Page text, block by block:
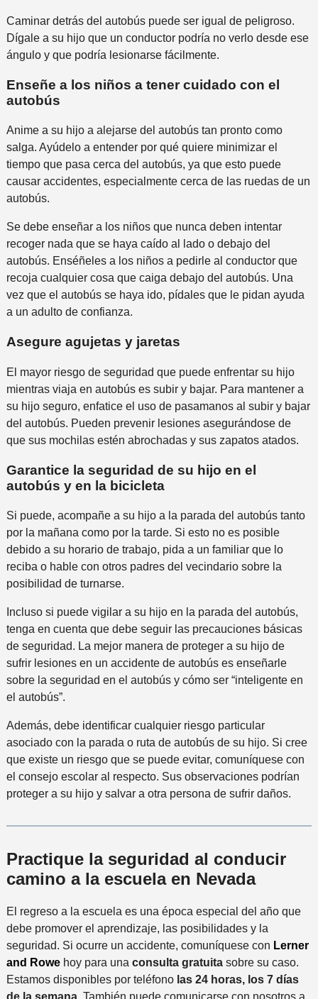
Caminar detrás del autobús puede ser igual de peligroso.
Dígale a su hijo que un conductor podría no verlo desde ese
ángulo y que podría lesionarse fácilmente.
Enseñe a los niños a tener cuidado con el
autobús
Anime a su hijo a alejarse del autobús tan pronto como
salga. Ayúdelo a entender por qué quiere minimizar el
tiempo que pasa cerca del autobús, ya que esto puede
causar accidentes, especialmente cerca de las ruedas de un
autobús.
Se debe enseñar a los niños que nunca deben intentar
recoger nada que se haya caído al lado o debajo del
autobús. Enséñeles a los niños a pedirle al conductor que
recoja cualquier cosa que caiga debajo del autobús. Una
vez que el autobús se haya ido, pídales que le pidan ayuda
a un adulto de confianza.
Asegure agujetas y jaretas
El mayor riesgo de seguridad que puede enfrentar su hijo
mientras viaja en autobús es subir y bajar. Para mantener a
su hijo seguro, enfatice el uso de pasamanos al subir y bajar
del autobús. Pueden prevenir lesiones asegurándose de
que sus mochilas estén abrochadas y sus zapatos atados.
Garantice la seguridad de su hijo en el
autobús y en la bicicleta
Si puede, acompañe a su hijo a la parada del autobús tanto
por la mañana como por la tarde. Si esto no es posible
debido a su horario de trabajo, pida a un familiar que lo
reciba o hable con otros padres del vecindario sobre la
posibilidad de turnarse.
Incluso si puede vigilar a su hijo en la parada del autobús,
tenga en cuenta que debe seguir las precauciones básicas
de seguridad. La mejor manera de proteger a su hijo de
sufrir lesiones en un accidente de autobús es enseñarle
sobre la seguridad en el autobús y cómo ser “inteligente en
el autobús”.
Además, debe identificar cualquier riesgo particular
asociado con la parada o ruta de autobús de su hijo. Si cree
que existe un riesgo que se puede evitar, comuníquese con
el consejo escolar al respecto. Sus observaciones podrían
proteger a su hijo y salvar a otra persona de sufrir daños.
Practique la seguridad al conducir
camino a la escuela en Nevada
El regreso a la escuela es una época especial del año que
debe promover el aprendizaje, las posibilidades y la
seguridad. Si ocurre un accidente, comuníquese con Lerner
and Rowehoy para una consulta gratuitasobre su caso.
Estamos disponibles por teléfonolas 24 horas, los 7 días
de la semana . También puede comunicarse con nosotros a